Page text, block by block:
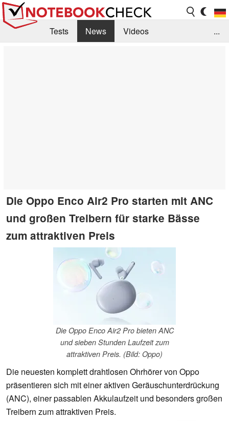
Tests News
Videos
...
Die Oppo Enco Air2 Pro starten mit ANC
und großen Treibern für starke Bässe
zum attraktiven Preis
Die Oppo Enco Air2 Pro bieten ANC
und sieben Stunden Laufzeit zum
attraktiven Preis. (Bild: Oppo)
Die neuesten komplett drahtlosen Ohrhörer von Oppo
präsentieren sich mit einer aktiven Geräuschunterdrückung
(ANC), einer passablen Akkulaufzeit und besonders großen
Treibern zum attraktiven Preis.